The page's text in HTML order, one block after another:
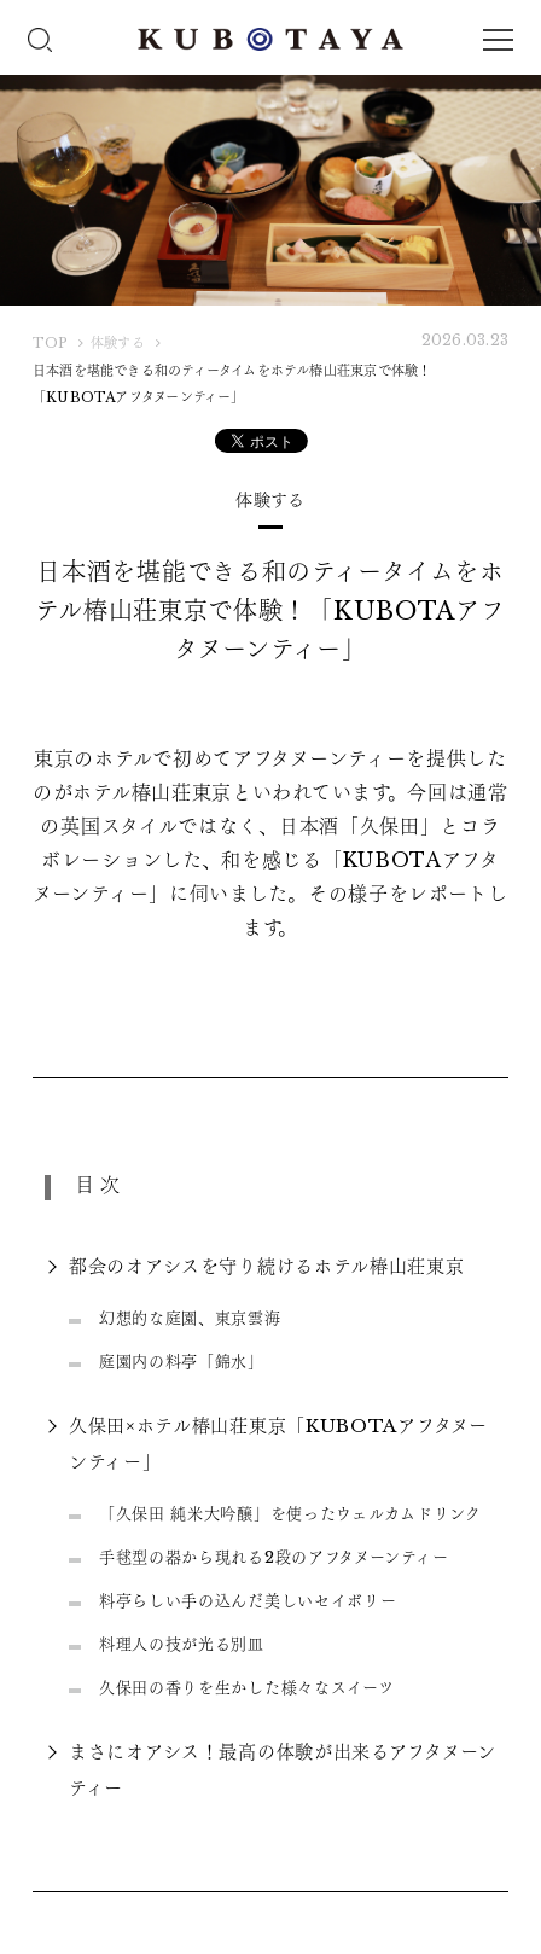
TOP
U
B
体験する
日本酒を堪能できる和のティータイムをホテル椿山荘東京で体験！
「KUBOTAアフタヌーンティー」
2026.03.23
体験する
日本酒を堪能できる和のティータイムをホ
テル椿山荘東京で体験！「KUBOTAアフ
タヌーンティー」
東京のホテルで初めてアフタヌーンティーを提供した
のがホテル椿山荘東京といわれています。今回は通常
の英国スタイルではなく、日本酒「久保田」とコラ
ボレーションした、和を感じる「KUBOTAアフタ
ヌーンティー」に伺いました。その様子をレポートし
ます。
目次
都会のオアシスを守り続けるホテル椿山荘東京
幻想的な庭園、東京雲海
庭園内の料亭「錦水」
久保田×ホテル椿山荘東京「KUBOTAアフタヌー
ンティー」
「久保田 純米大吟醸」を使ったウェルカムドリンク
手毬型の器から現れる2段のアフタヌーンティー
料亭らしい手の込んだ美しいセイボリー
料理人の技が光る別皿
久保田の香りを生かした様々なスイーツ
まさにオアシス！最高の体験が出来るアフタヌーン
ティー